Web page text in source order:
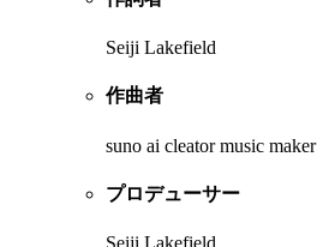
Seiji Lakefield
作曲者
suno ai cleator music maker
プロデューサー